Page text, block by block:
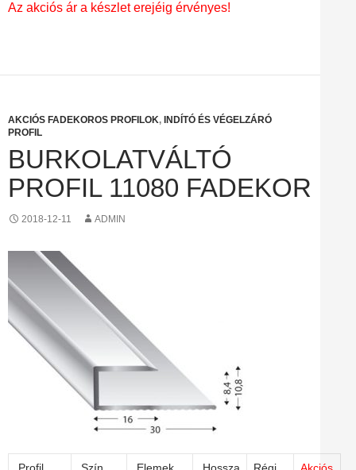
Az akciós ár a készlet erejéig érvényes!
AKCIÓS FADEKOROS PROFILOK, INDÍTÓ ÉS VÉGELZÁRÓ
PROFIL
BURKOLATVÁLTÓ
PROFIL 11080 FADEKOR
2018-12-11 ADMIN